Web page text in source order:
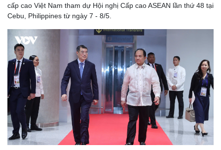
cấp cao Việt Nam tham dự Hội nghị Cấp cao ASEAN lần thứ 48 tại
Cebu, Philippines từ ngày 7 - 8/5.